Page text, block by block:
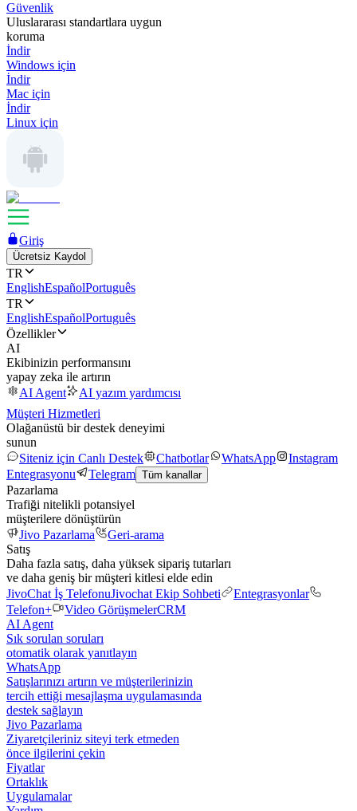
Güvenlik
Uluslararası standartlara uygun
koruma
İndir
Windows için
İndir
Mac için
İndir
Linux için
Giriş
Ücretsiz Kaydol
TR
EnglishEspañolPortuguês
TR
EnglishEspañolPortuguês
Özellikler
AI
Ekibinizin performansını
yapay zeka ile artırın
AI Agent
AI yazım yardımcısı
Müşteri Hizmetleri
Olağanüstü bir destek deneyimi
sunun
Siteniz için Canlı Destek
Chatbotlar WhatsApp
Instagram
Entegrasyonu
Telegram Tüm kanallar
Pazarlama
Trafiği nitelikli potansiyel
müşterilere dönüştürün
Jivo Pazarlama
Geri-arama
Satış
Daha fazla satış, daha yüksek sipariş tutarları
ve daha geniş bir müşteri kitlesi elde edin
JivoChat İş TelefonuJivochat Ekip Sohbeti
Entegrasyonlar
Telefon+
Video GörüşmelerCRM
AI Agent
Sık sorulan soruları
otomatik olarak yanıtlayın
WhatsApp
Satışlarınızı artırın ve müşterilerinizin
tercih ettiği mesajlaşma uygulamasında
destek sağlayın
Jivo Pazarlama
Ziyaretçileriniz siteyi terk etmeden
önce ilgilerini çekin
Fiyatlar
Ortaklık
Uygulamalar